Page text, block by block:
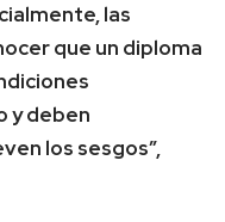
las
que un diploma
y deben
los sesgos”,